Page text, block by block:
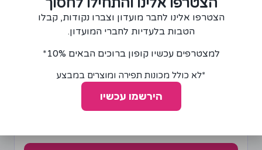
גומי אריג/סריג רוחב 22-58 מ"מ
הצטרפו אלינו לחבר מועדון וצברו נקודות, קבלו
הטבות בלעדיות לחברי המועדון.
למצטרפים עכשיו קופון ברוכים הבאים 10%*
*לא כולל מכונות תפירה ומוצרים במבצע
הירשמו עכשיו